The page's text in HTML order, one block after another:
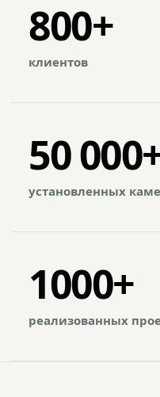
800+
клиентов
50
установленных
1000+
реализованных